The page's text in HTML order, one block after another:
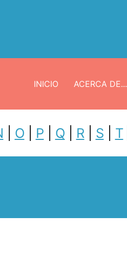
INICIO ACERCA DE...
O P Q R S T|